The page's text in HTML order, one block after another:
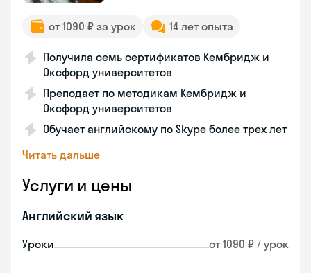
от 1090 ₽ за урок 14 лет опыта
Получила семь сертификатов Кембридж и
Оксфорд университетов
Преподает по методикам Кембридж и
Оксфорд университетов
Обучает английскому по Skype более трех лет
Читать дальше
Услуги и цены
Английский язык
Уроки от 1090 ₽ / урок